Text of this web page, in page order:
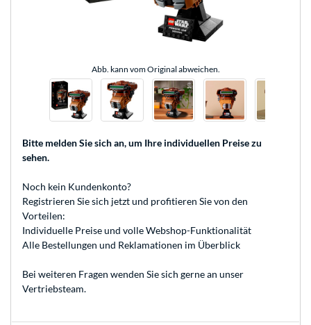
Abb. kann vom Original abweichen.
Bitte melden Sie sich an, um Ihre individuellen Preise zu
sehen.
Noch kein Kundenkonto?
Registrieren Sie sich jetzt und profitieren Sie von den
Vorteilen:
Individuelle Preise und volle Webshop-Funktionalität
Alle Bestellungen und Reklamationen im Überblick
Bei weiteren Fragen wenden Sie sich gerne an unser
Vertriebsteam.